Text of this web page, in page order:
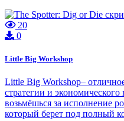
20
0
Little Big Workshop
Little Big Workshop–
стратегии и
возьмёшься за исполнение
который берет под полный